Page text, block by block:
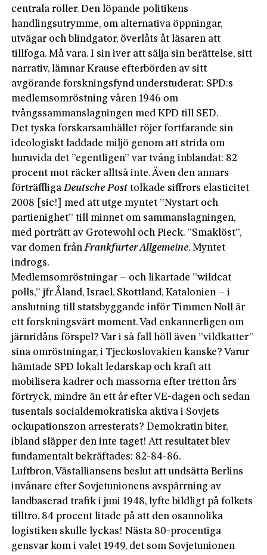
centrala roller. Den löpande politikens
handlingsutrymme, om alternativa öppningar,
utvägar och blindgator, överlåts åt läsaren att
tillfoga. Må vara. I sin iver att sälja sin berättelse, sitt
narrativ, lämnar Krause efterbörden av sitt
avgörande forskningsfynd understuderat: SPD:s
medlemsomröstning våren 1946 om
tvångssammanslagningen med KPD till SED.
Det tyska forskarsamhället röjer fortfarande sin
ideologiskt laddade miljö genom att strida om
huruvida det ”egentligen” var tvång inblandat: 82
procent mot räcker alltså inte. Även den annars
förträffligaDeutsche Post tolkade siffrors elasticitet
2008 [sic!] med att utge myntet ”Nystart och
partienighet” till minnet om sammanslagningen,
med porträtt av Grotewohl och Pieck. ”Smaklöst”,
var domen frånFrankfurter Allgemeine. Myntet
indrogs.
Medlemsomröstningar – och likartade ”wildcat
polls,” jfr Åland, Israel, Skottland, Katalonien – i
anslutning till statsbyggande inför Timmen Noll är
ett forskningsvärt moment. Vad enkannerligen om
järnridåns förspel? Var i så fall höll även ”vildkatter”
sina omröstningar, i Tjeckoslovakien kanske? Varur
hämtade SPD lokalt ledarskap och kraft att
mobilisera kadrer och massorna efter tretton års
förtryck, mindre än ett år efter VE-dagen och sedan
tusentals socialdemokratiska aktiva i Sovjets
ockupationszon arresterats? Demokratin biter,
ibland släpper den inte taget! Att resultatet blev
fundamentalt bekräftades: 82-84-86.
Luftbron, Västalliansens beslut att undsätta Berlins
invånare efter Sovjetunionens avspärrning av
landbaserad trafik i juni 1948, lyfte bildligt på folkets
tilltro. 84 procent litade på att den osannolika
logistiken skulle lyckas! Nästa 80-procentiga
gensvar kom i valet 1949, det som Sovjetunionen